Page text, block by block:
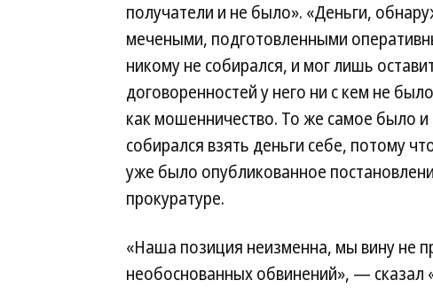
получатели и не было». «Деньги,
мечеными, подготовленными
никому не собирался, и мог лишь
договоренностей у него ни с кем не
как мошенничество. То же самое было
собирался взять деньги себе, потому
уже было опубликованное
прокуратуре.
«Наша позиция неизменна, мы вину не
необоснованных обвинений», — сказал